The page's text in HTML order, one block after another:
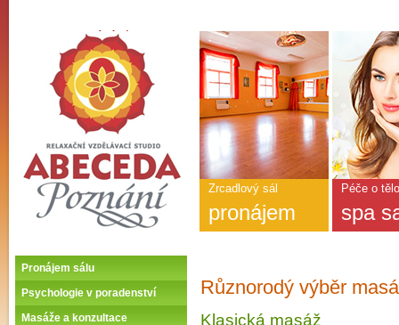
ABECEDA POZNÁNÍ -
Různorodý výběr
Klasická masáž
Pronájem sálu
Psychologie v poradenství
Masáže a konzultace
Hlavní
nabídka
-
ABECEDA
POZNÁNÍ
Zrcadlový sál
pronájem
Péče o tělo
spa